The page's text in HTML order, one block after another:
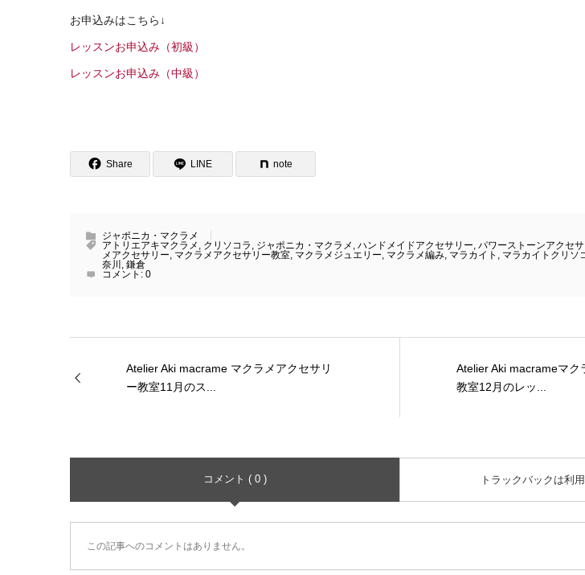
お申込みはこちら↓
レッスンお申込み（初級）
レッスンお申込み（中級）
Share LINE note
ジャポニカ・マクラメ
アトリエアキマクラメ , クリソコラ , ジャポニカ・マクラメ , ハンドメイドアクセサリー, パワーストーンアクセ
メアクセサリー, マクラメアクセサリー教室, マクラメジュエリー, マクラメ編み, マラカイト , マラカイトクリソ
奈川 , 鎌倉
コメント: 0
Atelier Aki macrame マクラメアクセサリ
ー教室11月のス...
Atelier Aki macrameマク
教室12月のレッ...
コメント ( 0 ) トラックバックは利
この記事へのコメントはありません。